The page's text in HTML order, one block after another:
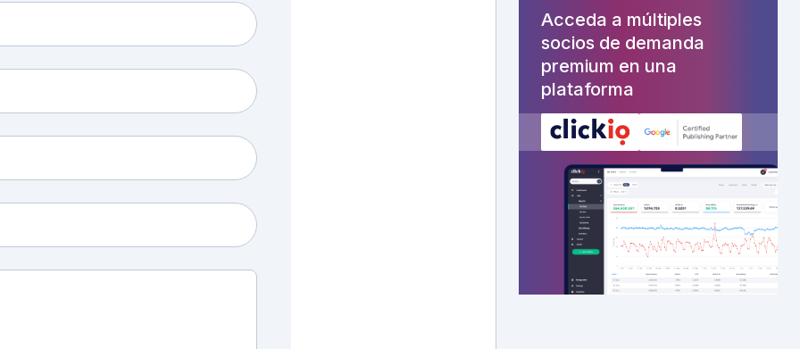
Acceda a múltiples
socios de demanda
premium en una
plataforma